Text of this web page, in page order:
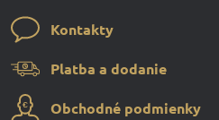
Kontakty
Platba a dodanie
Obchodné podmienky